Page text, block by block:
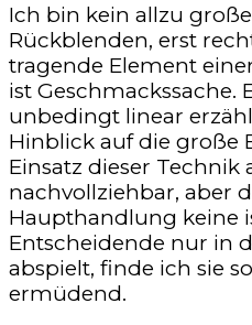
Ich bin kein allzu
Rückblenden, erst
tragende Element
ist Geschmackssache.
unbedingt linear
Hinblick auf die große
Einsatz dieser Technik
nachvollziehbar, aber
Haupthandlung keine
Entscheidende nur in
abspielt, finde ich sie
ermüdend.